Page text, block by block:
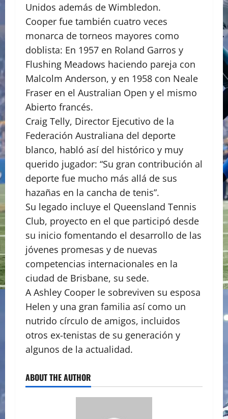
Unidos además de Wimbledon.
Cooper fue también cuatro veces
monarca de torneos mayores como
doblista: En 1957 en Roland Garros y
Flushing Meadows haciendo pareja con
Malcolm Anderson, y en 1958 con Neale
Fraser en el Australian Open y el mismo
Abierto francés.
Craig Telly, Director Ejecutivo de la
Federación Australiana del deporte
blanco, habló así del histórico y muy
querido jugador: “Su gran contribución al
deporte fue mucho más allá de sus
hazañas en la cancha de tenis”.
Su legado incluye el Queensland Tennis
Club, proyecto en el que participó desde
su inicio fomentando el desarrollo de las
jóvenes promesas y de nuevas
competencias internacionales en la
ciudad de Brisbane, su sede.
A Ashley Cooper le sobreviven su esposa
Helen y una gran familia así como un
nutrido círculo de amigos, incluidos
otros ex-tenistas de su generación y
algunos de la actualidad.
ABOUT THE AUTHOR